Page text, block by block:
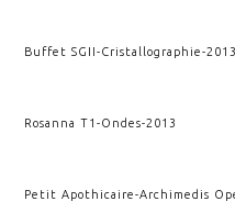
Buffet SGII-Cristallographie-2013
Rosanna T1-Ondes-2013
Petit Apothicaire-Archimedis